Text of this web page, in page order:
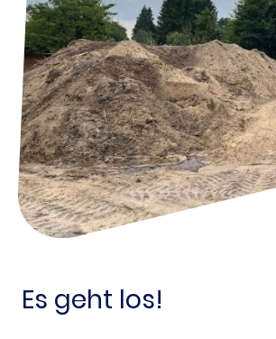
Es geht los!